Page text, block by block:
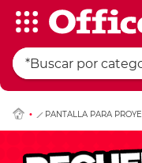
PANTALLA PARA